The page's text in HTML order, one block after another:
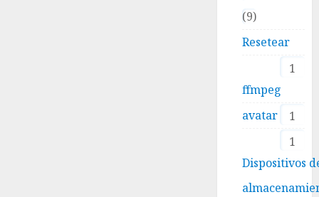
9
Resetear
1
ffmpeg
1
avatar
1
Dispositivos